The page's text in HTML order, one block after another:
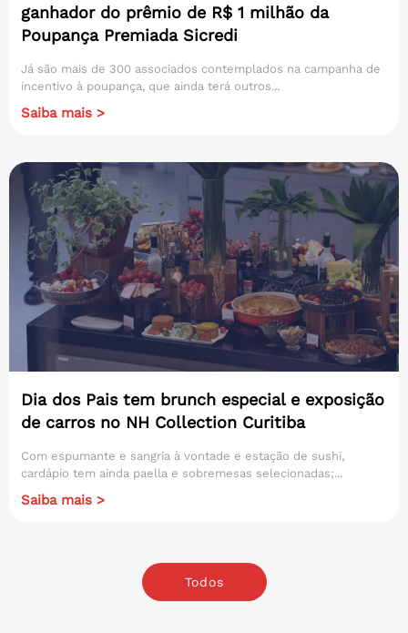
ganhador do prêmio de R$ 1 milhão da
Poupança Premiada Sicredi
Já são mais de 300 associados contemplados na campanha de
incentivo à poupança, que ainda terá outros...
Saiba mais >
Dia dos Pais tem brunch especial e exposição
de carros no NH Collection Curitiba
Com espumante e sangria à vontade e estação de sushi,
cardápio tem ainda paella e sobremesas selecionadas;...
Saiba mais >
Todos